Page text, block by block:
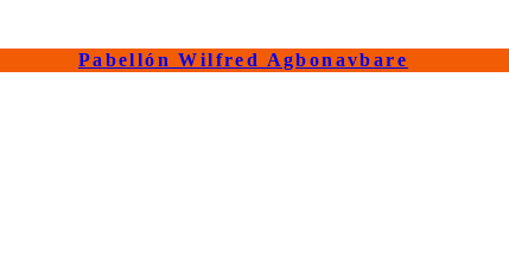
Pabellón Wilfred Agbonavbare